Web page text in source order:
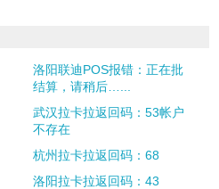
洛阳联迪POS报错：正在批
结算，请稍后…...
武汉拉卡拉返回码：53帐户
不存在
杭州拉卡拉返回码：68
洛阳拉卡拉返回码：43